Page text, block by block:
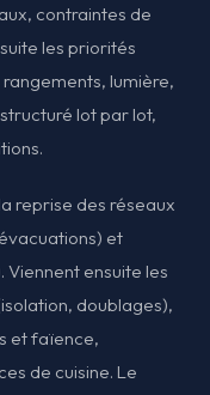
contraintes de
les priorités
lumière,
lot par lot,
reprise des réseaux
et
ensuite les
doublages),
et faïence,
de cuisine. Le